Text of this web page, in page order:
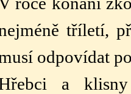
tříletí,
odpovídat
a